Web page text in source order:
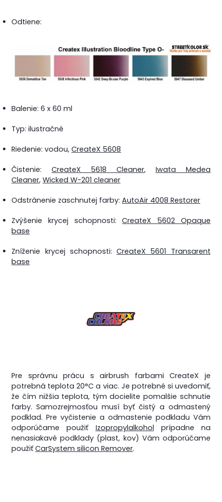
Odtiene:
Balenie: 6 x 60 ml
Typ: ilustračné
Riedenie: vodou,CreateX 5608
Čistenie:CreateX 5618 Cleaner, Iwata Medea
Cleaner,Wicked W-201 cleaner
Odstránenie zaschnutej farby:AutoAir 4008 Restorer
Zvýšenie krycej schopnosti:CreateX 5602 Opaque
base
Zníženie krycej schopnosti:CreateX 5601 Transarent
base
Pre správnu prácu s airbrush farbami CreateX je
potrebná teplota 20°C a viac. Je potrebné si uvedomiť,
že čím nižšia teplota, tým docielite pomalšie schnutie
farby. Samozrejmosťou musí byť čistý a odmastený
podklad. Pre vyčistenie a odmastenie podkladu Vám
odporúčame použiť Izopropylalkohol prípadne na
nenasiakavé podklady (plast, kov) Vám odporúčame
použiťCarSystem silicon Remover.